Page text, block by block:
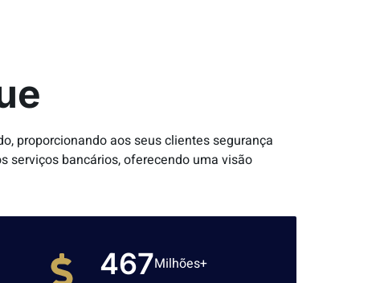
proporcionando aos seus clientes segurança
serviços bancários, oferecendo uma visão
600Milhões+